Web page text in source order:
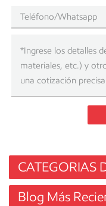
CATEGORIAS
Blog Más